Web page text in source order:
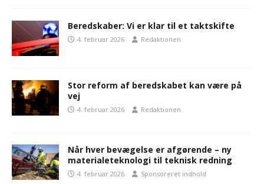
Beredskaber: Vi er klar til et taktskifte
4. februar 2026 Redaktionen
Stor reform af beredskabet kan være på
vej
4. februar 2026 Redaktionen
Når hver bevægelse er afgørende – ny
materialeteknologi til teknisk redning
4. februar 2026 Sponsoreret indhold